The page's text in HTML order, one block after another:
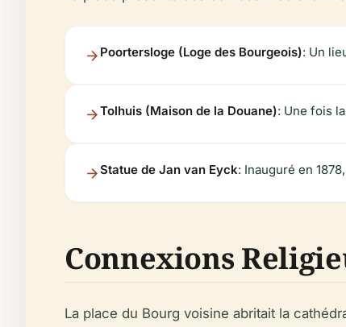
Poortersloge (Loge des Bourgeois): Un
Tolhuis (Maison de la Douane): Une fois
Statue de Jan van Eyck: Inauguré en
Connexions
La place du Bourg voisine abritait la